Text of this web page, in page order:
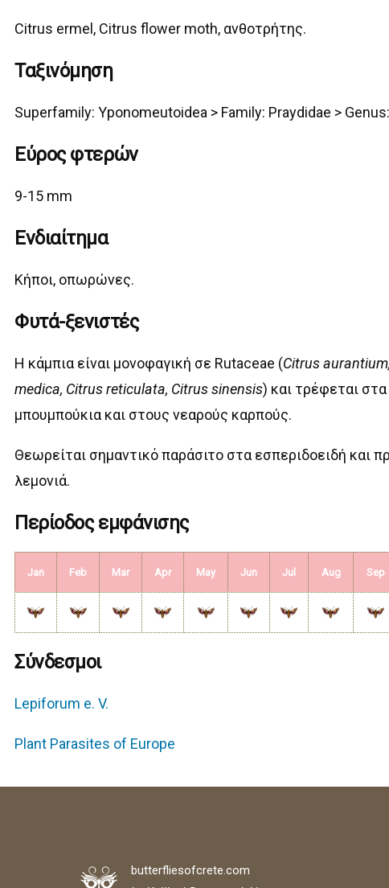
Citrus ermel, Citrus flower moth, ανθοτρήτης.
Ταξινόμηση
Superfamily: Yponomeutoidea > Family: Praydidae > G
Εύρος φτερών
9-15 mm
Ενδιαίτημα
Κήποι, οπωρώνες.
Φυτά-ξενιστές
Η κάμπια είναι μονοφαγική σε Rutaceae (Citrus
medica, Citrus reticulata, Citrus sinensis) και τρέφεται
μπουμπούκια και στους νεαρούς καρπούς.
Θεωρείται σημαντικό παράσιτο στα εσπεριδοειδή και
λεμονιά.
Περίοδος εμφάνισης
Jan Feb Mar Apr May Jun Jul Aug Sep
Σύνδεσμοι
Lepiforum e. V.
Plant Parasites of Europe
Prays
butterfliesofcrete.com